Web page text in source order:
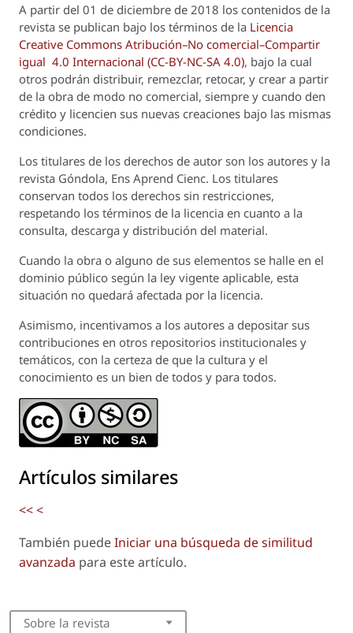
A partir del 01 de diciembre de 2018 los contenidos de la
revista se publican bajo los términos de la Licencia
Creative Commons Atribución–No comercial–Compartir
igual 4.0 Internacional (CC-BY-NC-SA 4.0), bajo la cual
otros podrán distribuir, remezclar, retocar, y crear a partir
de la obra de modo no comercial, siempre y cuando den
crédito y licencien sus nuevas creaciones bajo las mismas
condiciones.
Los titulares de los derechos de autor son los autores y la
revista Góndola, Ens Aprend Cienc. Los titulares
conservan todos los derechos sin restricciones,
respetando los términos de la licencia en cuanto a la
consulta, descarga y distribución del material.
Cuando la obra o alguno de sus elementos se halle en el
dominio público según la ley vigente aplicable, esta
situación no quedará afectada por la licencia.
Asimismo, incentivamos a los autores a depositar sus
contribuciones en otros repositorios institucionales y
temáticos, con la certeza de que la cultura y el
conocimiento es un bien de todos y para todos.
Artículos similares
<<<
También puedeIniciar una búsqueda de similitud
avanzada para este artículo.
Sobre la revista